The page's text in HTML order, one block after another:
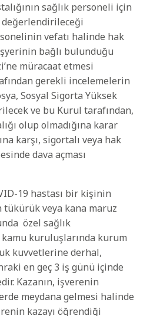
sağlık personeli için
değerlendirileceği
vefatı halinde hak
bağlı bulunduğu
müracaat etmesi
gerekli incelemelerin
Sosyal Sigorta Yüksek
ve bu Kurul tarafından,
olup olmadığına karar
karşı, sigortalı veya hak
dava açması
19 hastası bir kişinin
tükürük veya kana maruz
özel sağlık
kuruluşlarında kurum
kuvvetlerine derhal,
en geç 3 iş günü içinde
Kazanın, işverenin
meydana gelmesi halinde
kazayı öğrendiği